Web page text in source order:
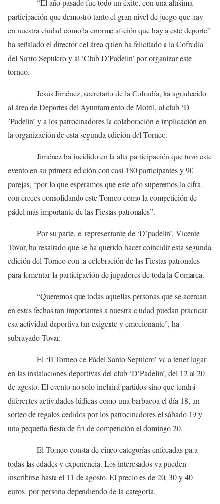
“El año pasado fue todo un éxito, con una altísima
participación que demostró tanto el gran nivel de juego que hay
en nuestra ciudad como la enorme afición que hay a este deporte”
ha señalado el director del área quien ha felicitado a la Cofradía
del Santo Sepulcro y al ‘Club D’Padelin’ por organizar este
torneo.
Jesús Jiménez, secretario de la Cofradía, ha agradecido
al área de Deportes del Ayuntamiento de Motril, al club ‘D
´Padelin’ y a los patrocinadores la colaboración e implicación en
la organización de esta segunda edición del Torneo.
Jiménez ha incidido en la alta participación que tuvo este
evento en su primera edición con casi 180 participantes y 90
parejas, “por lo que esperamos que este año superemos la cifra
con creces consolidando este Torneo como la competición de
pádel más importante de las Fiestas patronales”.
Por su parte, el representante de ‘D’padelin’, Vicente
Tovar, ha resaltado que se ha querido hacer coincidir esta segunda
edición del Torneo con la celebración de las Fiestas patronales
para fomentar la participación de jugadores de toda la Comarca.
“Queremos que todas aquellas personas que se acercan
en estas fechas tan importantes a nuestra ciudad puedan practicar
esa actividad deportiva tan exigente y emocionante”, ha
subrayado Tovar.
El ‘II Torneo de Pádel Santo Sepulcro’ va a tener lugar
en las instalaciones deportivas del club ‘D’Padelin’, del 12 al 20
de agosto. El evento no solo incluirá partidos sino que tendrá
diferentes actividades lúdicas como una barbacoa el día 18, un
sorteo de regalos cedidos por los patrocinadores el sábado 19 y
una pequeña fiesta de fin de competición el domingo 20.
El Torneo consta de cinco categorías enfocadas para
todas las edades y experiencia. Los interesados ya pueden
inscribirse hasta el 11 de agosto. El precio es de 20, 30 y 40
euros por persona dependiendo de la categoría.